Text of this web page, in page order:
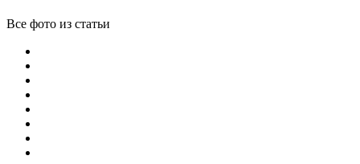
Все фото из статьи